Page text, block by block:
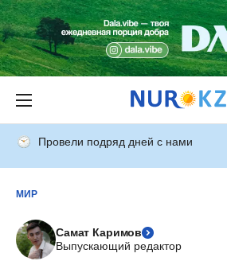
Провели подряд дней с нами
МИР
Самат Каримов
Выпускающий редактор